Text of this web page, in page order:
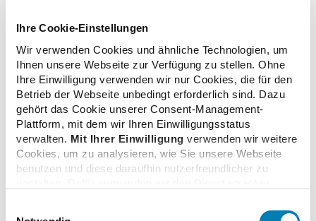
Ihre Cookie-Einstellungen
Wir verwenden Cookies und ähnliche Technologien, um
Ihnen unsere Webseite zur Verfügung zu stellen. Ohne
Ihre Einwilligung verwenden wir nur Cookies, die für den
Betrieb der Webseite unbedingt erforderlich sind. Dazu
gehört das Cookie unserer Consent-Management-
Plattform, mit dem wir Ihren Einwilligungsstatus
verwalten. Mit Ihrer Einwilligung verwenden wir weitere
Cookies, um zu analysieren, wie Sie unsere Webseite
benutzen und diese daraufhin nutzerfreundlicher zu
Adresse und Ihr Surfverhalten verarbeitet. Mit einem
ev.de;
Plattform Patientensicherheit:
patientensicherheit.de
Ansprechpartner:
Conny Wiebe Franzen, Aktionsbündnis
Patientensicherheit e. V. (APS), E-Mail:
wiebe(at)aps-
ev.de
Pressekontakt bei Rückfragen:
Tel.: 0711 8931-295